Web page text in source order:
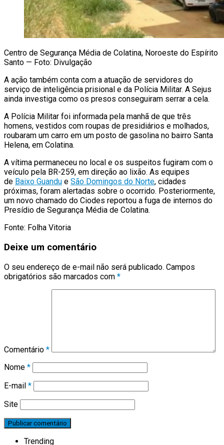
Centro de Segurança Média de Colatina, Noroeste do Espírito
Santo — Foto: Divulgação
A ação também conta com a atuação de servidores do
serviço de inteligência prisional e da Polícia Militar. A Sejus
ainda investiga como os presos conseguiram serrar a cela.
A Polícia Militar foi informada pela manhã de que três
homens, vestidos com roupas de presidiários e molhados,
roubaram um carro em um posto de gasolina no bairro Santa
Helena, em Colatina.
A vítima permaneceu no local e os suspeitos fugiram com o
veículo pela BR-259, em direção ao lixão. As equipes
de Baixo Guandu e São Domingos do Norte, cidades
próximas, foram alertadas sobre o ocorrido. Posteriormente,
um novo chamado do Ciodes reportou a fuga de internos do
Presídio de Segurança Média de Colatina.
Fonte: Folha Vitoria
Deixe um comentário
O seu endereço de e-mail não será publicado. Campos
obrigatórios são marcados com *
Comentário *
Nome *
E-mail *
Site
Trending